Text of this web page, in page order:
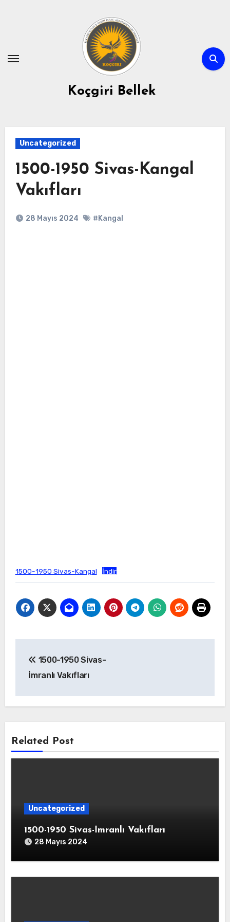
Koçgiri Bellek
Uncategorized
1500-1950 Sivas-Kangal
Vakıfları
28 Mayıs 2024 #Kangal
1500-1950 Sivas-Kangal İndir
gezinmesi
1500-1950 Sivas-
İmranlı Vakıfları
Related Post
Uncategorized
1500-1950 Sivas-İmranlı Vakıfları
28 Mayıs 2024